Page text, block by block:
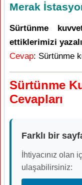
Merak
Sürtünme
ettiklerimizi
Cevap: Sürtünme
Sürtünme
Cevapları
Farklı bir
İhtiyacınız olan
ulaşabilirsiniz: